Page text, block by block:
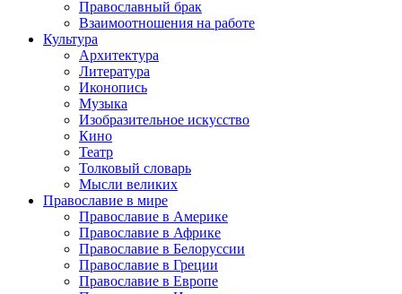
Православный брак
Взаимоотношения на работе
Культура
Архитектура
Литература
Иконопись
Музыка
Изобразительное искусство
Кино
Театр
Толковый словарь
Мысли великих
Православие в мире
Православие в Америке
Православие в Африке
Православие в Белоруссии
Православие в Греции
Православие в Европе